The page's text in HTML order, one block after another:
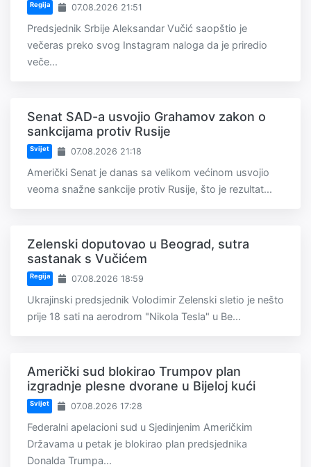
Regija 07.08.2026 21:51
Predsjednik Srbije Aleksandar Vučić saopštio je
večeras preko svog Instagram naloga da je priredio
veče...
Senat SAD-a usvojio Grahamov zakon o
sankcijama protiv Rusije
Svijet 07.08.2026 21:18
Američki Senat je danas sa velikom većinom usvojio
veoma snažne sankcije protiv Rusije, što je rezultat...
Zelenski doputovao u Beograd, sutra
sastanak s Vučićem
Regija 07.08.2026 18:59
Ukrajinski predsjednik Volodimir Zelenski sletio je nešto
prije 18 sati na aerodrom "Nikola Tesla" u Be...
Američki sud blokirao Trumpov plan
izgradnje plesne dvorane u Bijeloj kući
Svijet 07.08.2026 17:28
Federalni apelacioni sud u Sjedinjenim Američkim
Državama u petak je blokirao plan predsjednika
Donalda Trumpa...